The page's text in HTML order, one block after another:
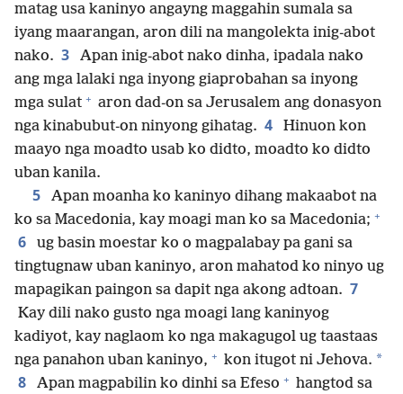
matag usa kaninyo angayng maggahin sumala sa
iyang maarangan, aron dili na mangolekta inig-abot
nako. 3
Apan inig-abot nako dinha, ipadala nako
ang mga lalaki nga inyong giaprobahan sa inyong
mga sulat + aron dad-on sa Jerusalem ang donasyon
nga kinabubut-on ninyong gihatag. 4
Hinuon kon
maayo nga moadto usab ko didto, moadto ko didto
uban kanila.
5
Apan moanha ko kaninyo dihang makaabot na
ko sa Macedonia, kay moagi man ko sa Macedonia; +
6
ug basin moestar ko o magpalabay pa gani sa
tingtugnaw uban kaninyo, aron mahatod ko ninyo ug
mapagikan paingon sa dapit nga akong adtoan. 7
Kay dili nako gusto nga moagi lang kaninyog
kadiyot, kay naglaom ko nga makagugol ug taastaas
nga panahon uban kaninyo, + kon itugot ni Jehova. *
8 Apan magpabilin ko dinhi sa Efeso + hangtod sa